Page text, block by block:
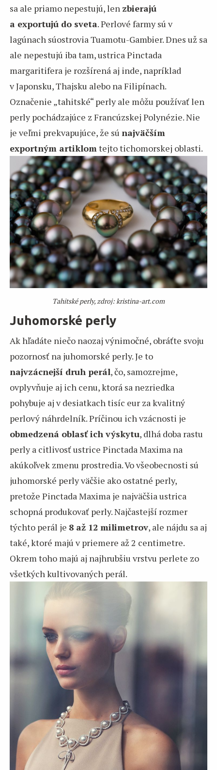
sa ale priamo nepestujú, len zbierajú
a exportujú do sveta. Perlové farmy sú v
lagúnach súostrovia Tuamotu-Gambier. Dnes už sa
ale nepestujú iba tam, ustrica Pinctada
margaritifera je rozšírená aj inde, napríklad
v Japonsku, Thajsku alebo na Filipínach.
Označenie „tahitské“ perly ale môžu používať len
perly pochádzajúce z Francúzskej Polynézie. Nie
je veľmi prekvapujúce, že sú najväčším
exportným artiklom tejto tichomorskej oblasti.
Tahitské perly, zdroj: kristina-art.com
Juhomorské perly
Ak hľadáte niečo naozaj výnimočné, obráťte svoju
pozornosť na juhomorské perly. Je to
najvzácnejší druh perál, čo, samozrejme,
ovplyvňuje aj ich cenu, ktorá sa nezriedka
pohybuje aj v desiatkach tisíc eur za kvalitný
perlový náhrdelník. Príčinou ich vzácnosti je
obmedzená oblasť ich výskytu, dlhá doba rastu
perly a citlivosť ustrice Pinctada Maxima na
akúkoľvek zmenu prostredia. Vo všeobecnosti sú
juhomorské perly väčšie ako ostatné perly,
pretože Pinctada Maxima je najväčšia ustrica
schopná produkovať perly. Najčastejší rozmer
týchto perál je 8 až 12 milimetrov, ale nájdu sa aj
také, ktoré majú v priemere až 2 centimetre.
Okrem toho majú aj najhrubšiu vrstvu perlete zo
všetkých kultivovaných perál.